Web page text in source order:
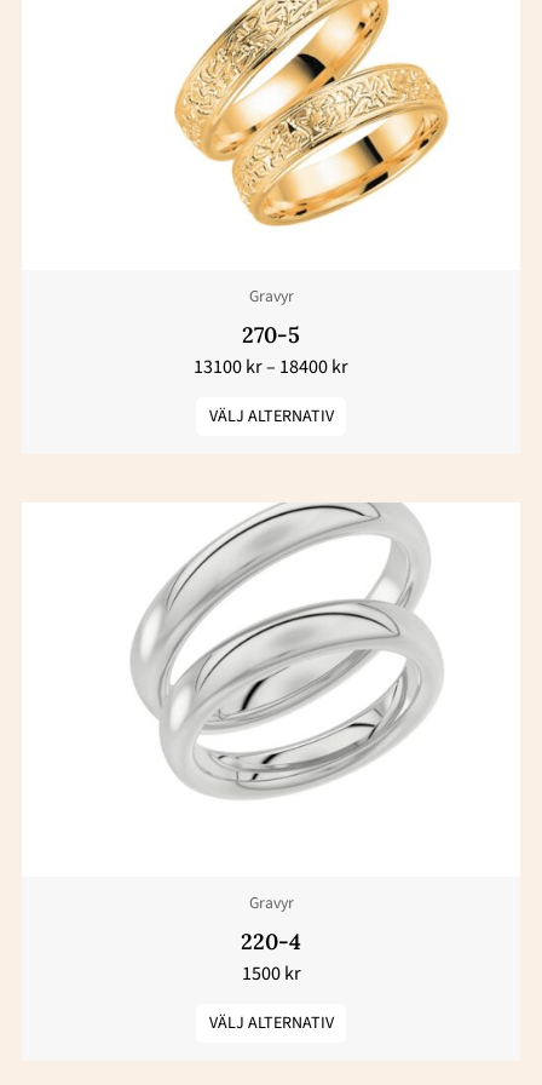
Gravyr
270-5
13100kr– 18400kr
VÄLJ ALTERNATIV
har
flera
varianter.
De
olika
alternativen
kan
på
produktsidan
Gravyr
220-4
1500kr
VÄLJ ALTERNATIV
Den
här
har
flera
varianter.
De
olika
alternativen
på
produktsidan